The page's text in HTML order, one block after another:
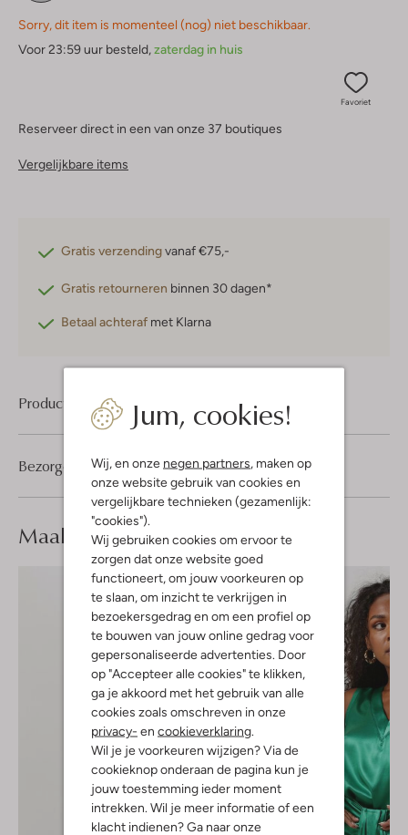
Jum, cookies!
Wij, en onze negen partners, maken op
onze website gebruik van cookies en
vergelijkbare technieken (gezamenlijk:
"cookies").
Wij gebruiken cookies om ervoor te
zorgen dat onze website goed
functioneert, om jouw voorkeuren op
te slaan, om inzicht te verkrijgen in
bezoekersgedrag en om een profiel op
te bouwen van jouw online gedrag voor
gepersonaliseerde advertenties. Door
op "Accepteer alle cookies" te klikken,
ga je akkoord met het gebruik van alle
cookies zoals omschreven in onze
privacy- en cookieverklaring.
Wil je je voorkeuren wijzigen? Via de
cookieknop onderaan de pagina kun je
jouw toestemming ieder moment
intrekken. Wil je meer informatie of een
klacht indienen? Ga naar onze
Sorry, dit item is momenteel (nog) niet beschikbaar.
Voor 23:59 uur besteld,zaterdag in huis
Favoriet
Reserveer direct in een van onze 37 boutiques
Vergelijkbare items
Gratis verzendingvanaf €75,-
Gratis retourneren binnen 30 dagen*
Betaal achteraf met Klarna
Product informatie
Bezorgen & retourneren
Maak jelook compleet